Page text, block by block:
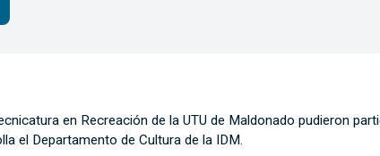
en Recreación de la UTU de Maldonado pudieron
el Departamento de Cultura de la IDM.